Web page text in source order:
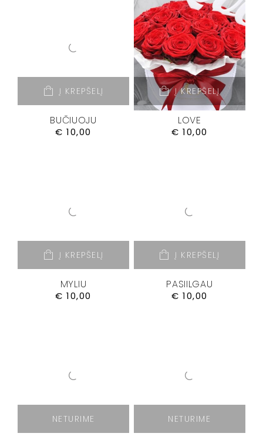
Į KREPŠELĮ
BUČIUOJU
€ 10,00
Į KREPŠELĮ
LOVE
€ 10,00
Į KREPŠELĮ
MYLIU
€ 10,00
Į KREPŠELĮ
PASIILGAU
€ 10,00
NETURIME NETURIME